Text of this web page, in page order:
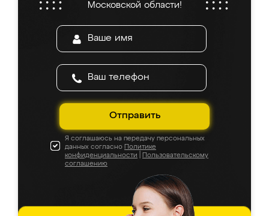
Московской области!
Отправить
Я соглашаюсь на передачу персональных
данных согласно Политике
конфиденциальности
Пользовательскому
соглашению